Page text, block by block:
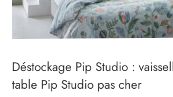
Déstockage Pip Studio :
table Pip Studio pas cher